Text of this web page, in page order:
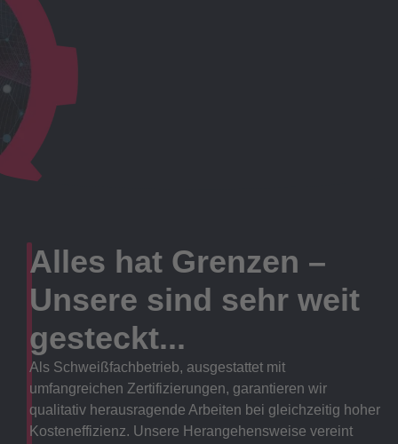
Alles hat Grenzen –
Unsere sind sehr weit
gesteckt...
Als Schweißfachbetrieb, ausgestattet mit
umfangreichen Zertifizierungen, garantieren wir
qualitativ herausragende Arbeiten bei gleichzeitig hoher
Kosteneffizienz. Unsere Herangehensweise vereint